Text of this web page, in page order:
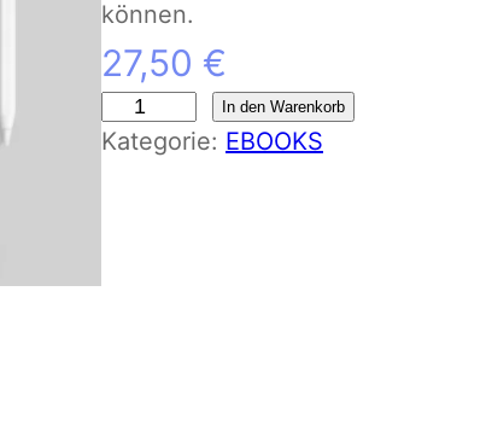
können.
27,50 €
B
In den Warenkorb
Kategorie: EBOOKS